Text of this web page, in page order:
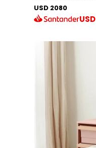
USD 2080
USD